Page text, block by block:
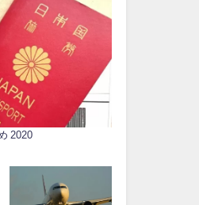
2020